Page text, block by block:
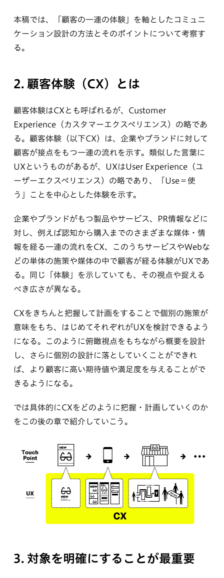
本稿では、「顧客の一連の体験」を軸としたコミュニ
ケーション設計の方法とそのポイントについて考察す
る。
2. 顧客体験（CX）とは
顧客体験はCXとも呼ばれるが、Customer
Experience（カスタマーエクスペリエンス）の略であ
る。顧客体験（以下CX）は、企業やブランドに対して
顧客が接点をもつ一連の流れを示す。類似した言葉に
UXというものがあるが、UXはUser Experience（ユ
ーザーエクスペリエンス）の略であり、「Use＝使
う」ことを中心とした体験を示す。
企業やブランドがもつ製品やサービス、PR情報などに
対し、例えば認知から購入までのさまざまな媒体・情
報を経る一連の流れをCX、このうちサービスやWebな
どの単体の施策や媒体の中で顧客が経る体験がUXであ
る。同じ「体験」を示していても、その視点や捉える
べき広さが異なる。
CXをきちんと把握して計画をすることで個別の施策が
意味をもち、はじめてそれぞれがUXを検討できるよう
になる。このように俯瞰視点をもちながら概要を設計
し、さらに個別の設計に落としていくことができれ
ば、より顧客に高い期待値や満足度を与えることがで
きるようになる。
では具体的にCXをどのように把握・計画していくのか
をこの後の章で紹介していこう。
3. 対象を明確にすることが最重要